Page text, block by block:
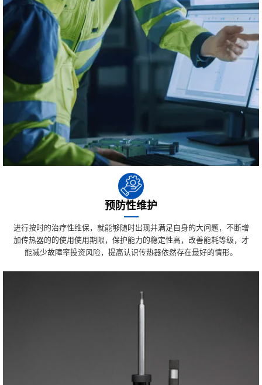
预防性维护
进行按时的治疗性维保，就能够随时出现并满足自身的大问题，不断增
加传热器的的使用使用期限，保护能力的稳定性高，改善能耗等级，才
能减少故障率投资风险，提高认识传热器依然存在最好的情形。